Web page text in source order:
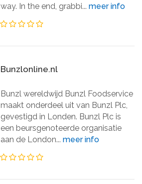
way. In the end, grabbi...meer info
Bunzlonline.nl
Bunzl wereldwijd Bunzl Foodservice
maakt onderdeel uit van Bunzl Plc,
gevestigd in Londen. Bunzl Plc is
een beursgenoteerde organisatie
aan de London...meer info